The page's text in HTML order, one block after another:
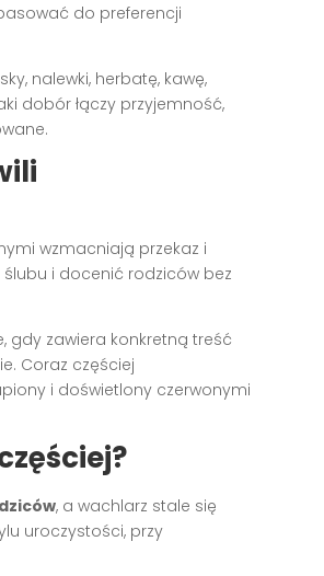
do preferencji
nalewki, herbatę, kawę,
dobór łączy przyjemność,
wzmacniają przekaz i
i docenić rodziców bez
gdy zawiera konkretną treść
Coraz częściej
i doświetlony czerwonymi
, a wachlarz stale się
uroczystości, przy